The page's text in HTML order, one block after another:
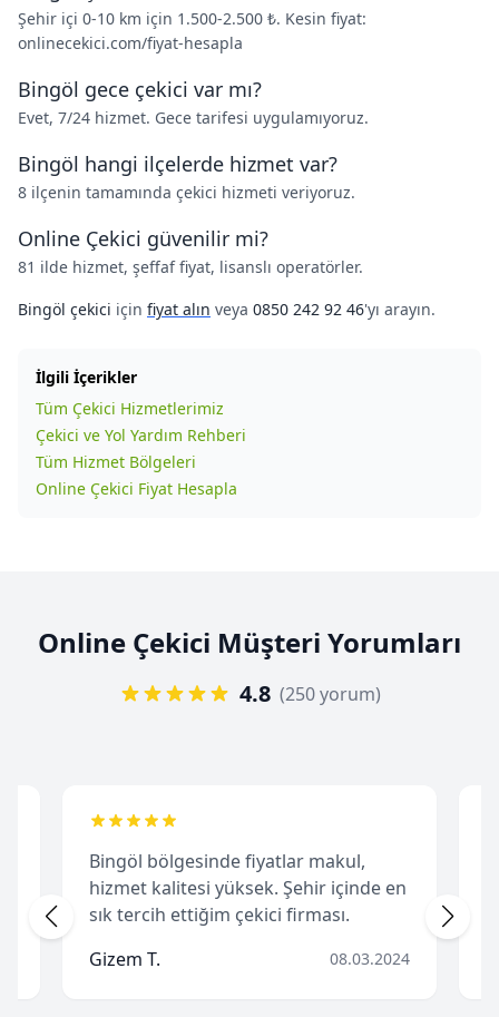
Şehir içi 0-10 km için 1.500-2.500 ₺. Kesin fiyat:
onlinecekici.com/fiyat-hesapla
Bingöl gece çekici var mı?
Evet, 7/24 hizmet. Gece tarifesi uygulamıyoruz.
Bingöl hangi ilçelerde hizmet var?
8 ilçenin tamamında çekici hizmeti veriyoruz.
Online Çekici güvenilir mi?
81 ilde hizmet, şeffaf fiyat, lisanslı operatörler.
Bingöl çekici için fiyat alın veya 0850 242 92 46'yı arayın.
İlgili İçerikler
Tüm Çekici Hizmetlerimiz
Çekici ve Yol Yardım Rehberi
Tüm Hizmet Bölgeleri
Online Çekici Fiyat Hesapla
Online Çekici Müşteri Yorumları
4.8 (250 yorum)
Bingöl bölgesinde fiyatlar makul,
hizmet kalitesi yüksek. Şehir içinde en
sık tercih ettiğim çekici firması.
Gizem T.
08.03.2024